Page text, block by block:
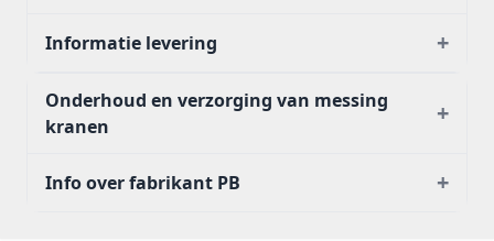
Informatie levering +
Onderhoud en verzorging van messing
kranen
+
Info over fabrikant PB +